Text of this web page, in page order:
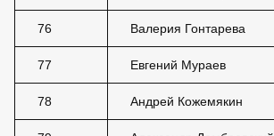
76 Валерия Гонтарева
77 Евгений Мураев
78 Андрей Кожемякин